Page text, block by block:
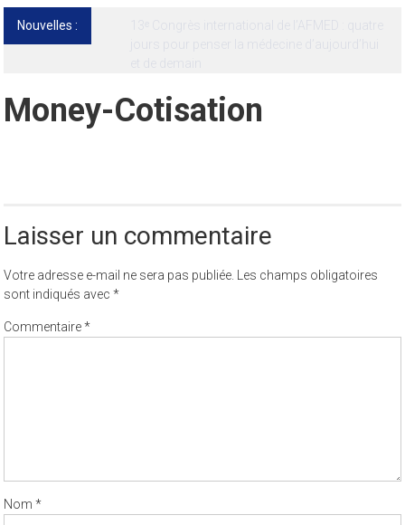
Nouvelles :
13ᵉ Congrès international de l’AFMED : quatre
jours pour penser la médecine d’aujourd’hui
et de demain
Money-Cotisation
Laisser un commentaire
Votre adresse e-mail ne sera pas publiée. Les champs obligatoires
sont indiqués avec*
Commentaire*
Nom*